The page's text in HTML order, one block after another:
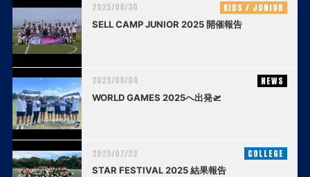
2025/08/30 KIDS / JUNIOR
SELL CAMP JUNIOR 2025 開催報告
2025/08/04 NEWS
WORLD GAMES 2025へ出発🛫
2025/07/22 COLLEGE
STAR FESTIVAL 2025 結果報告